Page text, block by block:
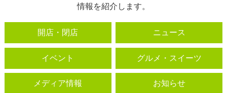
情報を紹介します。
開店・閉店 ニュース
イベント グルメ・スイーツ
メディア情報 お知らせ